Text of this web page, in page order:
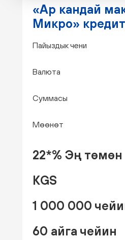
«Ар кандай
Микро»
Пайыздык чени
Валюта
Суммасы
Мөөнөт
22*% Эң төмөн
KGS
1 000 000
60 айга чейин